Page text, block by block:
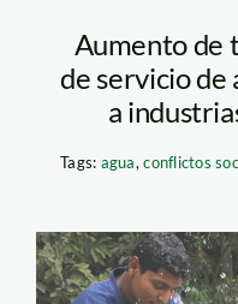
Aumento de
de servicio de
a
Tags: agua,conflictos